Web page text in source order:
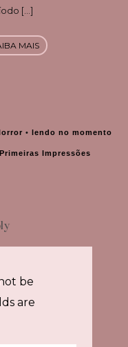
[…]
MAIS
• lendo no momento
Primeiras Impressões
be
are